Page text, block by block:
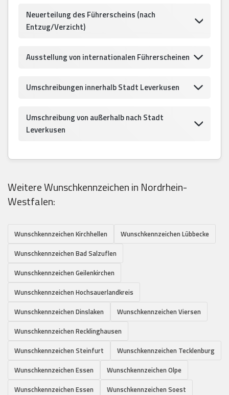
Neuerteilung des Führerscheins (nach
Entzug/Verzicht)
Ausstellung von internationalen Führerscheinen
Umschreibungen innerhalb Stadt Leverkusen
Umschreibung von außerhalb nach Stadt
Leverkusen
Weitere Wunschkennzeichen in Nordrhein-
Westfalen:
Wunschkennzeichen Kirchhellen
Wunschkennzeichen Lübbecke
Wunschkennzeichen Bad Salzuflen
Wunschkennzeichen Geilenkirchen
Wunschkennzeichen Hochsauerlandkreis
Wunschkennzeichen Dinslaken
Wunschkennzeichen Viersen
Wunschkennzeichen Recklinghausen
Wunschkennzeichen Steinfurt
Wunschkennzeichen Tecklenburg
Wunschkennzeichen Essen
Wunschkennzeichen Olpe
Wunschkennzeichen Essen
Wunschkennzeichen Soest